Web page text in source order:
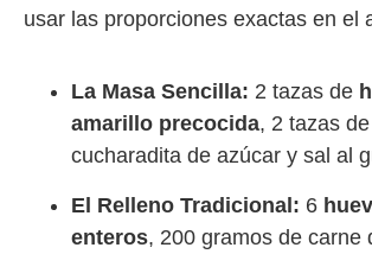
usar las proporciones exactas en el
La Masa Sencilla: 2 tazas de
amarillo precocida, 2 tazas
cucharadita de azúcar y sal al
El Relleno Tradicional: 6
enteros, 200 gramos de carne